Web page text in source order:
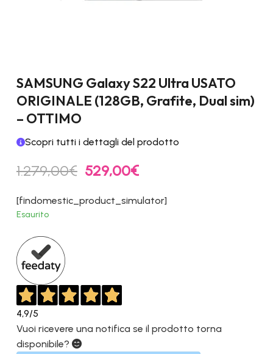
SAMSUNG Galaxy S22 Ultra USATO
ORIGINALE (128GB, Grafite, Dual sim)
– OTTIMO
Scopri tutti i dettagli del prodotto
1.279,00€ Il
prezzo
originale
era:
529,00€Il
attuale
è:
[findomestic_product_simulator]
Esaurito
4,9/5
Vuoi ricevere una notifica se il prodotto torna
disponibile?